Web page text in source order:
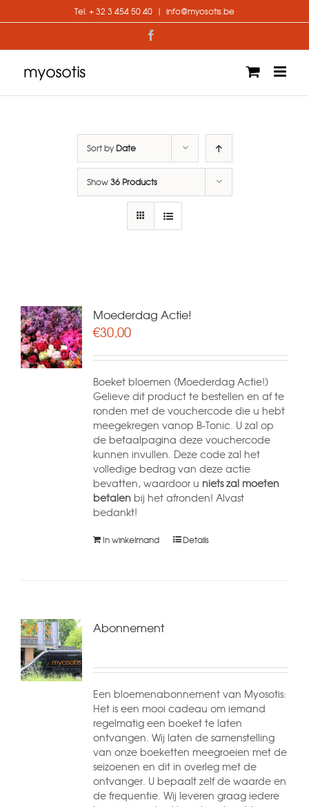
to
Tel. + 32 3 454 50 40 | info@myosotis.be
Sort byDate
Show36 Products
Moederdag Actie!
€30,00
Boeket bloemen (Moederdag Actie!)
Gelieve dit product te bestellen en af te
ronden met de vouchercode die u hebt
meegekregen vanop B-Tonic. U zal op
de betaalpagina deze vouchercode
kunnen invullen. Deze code zal het
volledige bedrag van deze actie
bevatten, waardoor u niets zal moeten
betalenbij het afronden! Alvast
bedankt!
In winkelmand Details
Abonnement
Een bloemenabonnement van Myosotis:
Het is een mooi cadeau om iemand
regelmatig een boeket te laten
ontvangen. Wij laten de samenstelling
van onze boeketten meegroeien met de
seizoenen en dit in overleg met de
ontvanger. U bepaalt zelf de waarde en
de frequentie. Wij leveren graag iedere